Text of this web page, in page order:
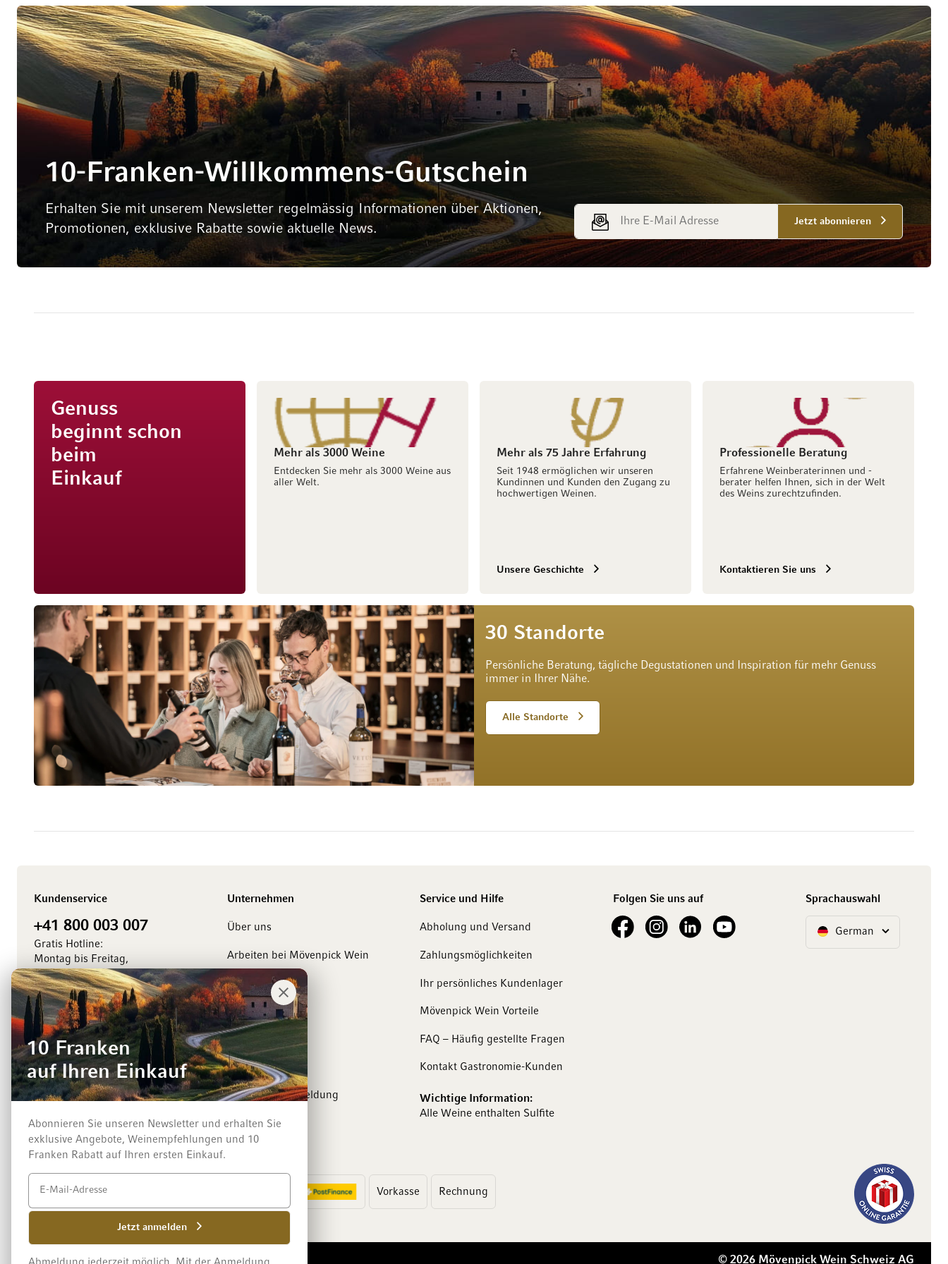
10-Franken-Willkommens-Gutschein
Erhalten Sie mit unserem Newsletter regelmässig Informationen über Aktionen,
Promotionen, exklusive Rabatte sowie aktuelle News.
E-Mail Adresse
Jetzt abonnieren
Genuss
beginnt schon
beim
Einkauf
Mehr als 3000 Weine
Entdecken Sie mehr als 3000 Weine aus
aller Welt.
Mehr als 75 Jahre Erfahrung
Seit 1948 ermöglichen wir unseren
Kundinnen und Kunden den Zugang zu
hochwertigen Weinen.
Unsere Geschichte
Professionelle Beratung
Erfahrene Weinberaterinnen und -
berater helfen Ihnen, sich in der Welt
des Weins zurechtzufinden.
Kontaktieren Sie uns
30 Standorte
Persönliche Beratung, tägliche Degustationen und Inspiration für mehr Genuss
immer in Ihrer Nähe.
Alle Standorte
Kundenservice
+41 800 003 007
Gratis Hotline:
Montag bis Freitag,
8.00 bis 18.00 Uhr
Kontaktieren Sie uns
Unternehmen
Über uns
Arbeiten bei Mövenpick Wein
Management
Medienkontakt
Events
Winzer
Newsletter-Anmeldung
Service und Hilfe
Abholung und Versand
Zahlungsmöglichkeiten
Ihr persönliches Kundenlager
Mövenpick Wein Vorteile
FAQ – Häufig gestellte Fragen
Kontakt Gastronomie-Kunden
Wichtige Information:
Alle Weine enthalten Sulfite
Folgen Sie uns auf
See our FacebookSee our Instagram account
See our LinkedInSee our YouTube channel
Sprachauswahl
SpracheGerman
Zahlungsarten
Vorkasse Rechnung
© 2026 Mövenpick Wein Schweiz AG
Impressum Datenschutz und Disclaimer
10 Franken
auf Ihren Einkauf
Abonnieren Sie unseren Newsletter und erhalten Sie
exklusive Angebote, Weinempfehlungen und 10
Franken Rabatt auf Ihren ersten Einkauf.
Jetzt anmelden